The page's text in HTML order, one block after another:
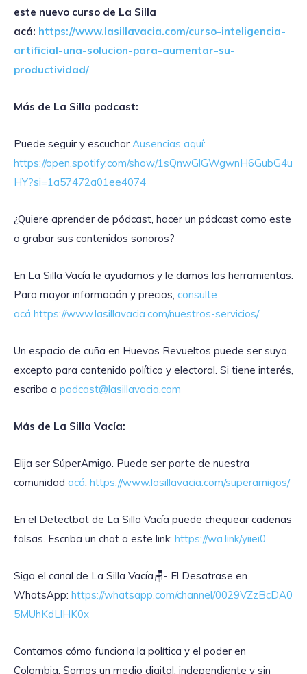
este nuevo curso de La Silla
acá: https://www.lasillavacia.com/curso-inteligencia-
artificial-una-solucion-para-aumentar-su-
productividad/
Más de La Silla podcast:
Puede seguir y escuchar Ausencias aquí:
https://open.spotify.com/show/1sQnwGlGWgwnH6GubG4u
HY?si=1a57472a01ee4074
¿Quiere aprender de pódcast, hacer un pódcast como este
o grabar sus contenidos sonoros?
En La Silla Vacía le ayudamos y le damos las herramientas.
Para mayor información y precios, consulte
acá https://www.lasillavacia.com/nuestros-servicios/
Un espacio de cuña en Huevos Revueltos puede ser suyo,
excepto para contenido político y electoral. Si tiene interés,
escriba a podcast@lasillavacia.com
Más de La Silla Vacía:
Elija ser SúperAmigo. Puede ser parte de nuestra
comunidad acá: https://www.lasillavacia.com/superamigos/
En el Detectbot de La Silla Vacía puede chequear cadenas
falsas. Escriba un chat a este link: https://wa.link/yiiei0
‎Siga el canal de La Silla Vacía🪑- El Desatrase en
WhatsApp: https://whatsapp.com/channel/0029VZzBcDA0
5MUhKdLlHK0x
Contamos cómo funciona la política y el poder en
Colombia. Somos un medio digital, independiente y sin